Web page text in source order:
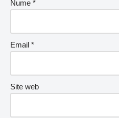
Nume *
Email *
Site web